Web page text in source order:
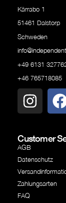
Kärrabo 1
51461 Dalstorp
Schweden
+49 6131
+46 765718085
Customer
AGB
Datenschutz
Zahlungsarten
FAQ